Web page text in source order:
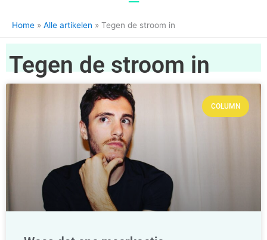
Home Alle artikelen Tegen de stroom in
Tegen de stroom in
COLUMN